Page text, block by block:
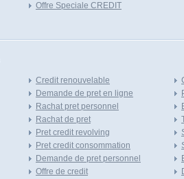
Offre Speciale CREDIT
Credit renouvelable
Demande de pret en ligne
Rachat pret personnel
Rachat de pret
Pret credit revolving
Pret credit consommation
Demande de pret personnel
Offre de credit